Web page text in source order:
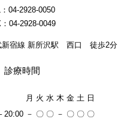
04-2928-0050
：04-2928-0049
新宿線 新所沢駅 西口 徒歩2分
診療時間
月 火 水 木 金 土 日
20:00 － 〇 〇 － 〇 〇 〇